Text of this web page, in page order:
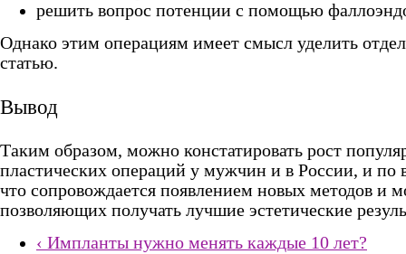
решить вопрос потенции с помощью
Однако этим операциям имеет смысл уделить
статью.
Вывод
Таким образом, можно констатировать рост
пластических операций у мужчин и в России, и по
что сопровождается появлением новых методов и
позволяющих получать лучшие эстетические
‹ Импланты нужно менять каждые 10 лет?